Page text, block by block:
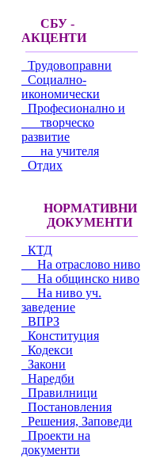
СБУ -
АКЦЕНТИ
Трудовоправни
Социално-
икономически
Професионално и
творческо
развитие
на учителя
Отдих
НОРМАТИВНИ
ДОКУМЕНТИ
КТД
На отраслово ниво
На общинско ниво
На ниво уч.
заведение
ВПРЗ
Конституция
Кодекси
Закони
Наредби
Правилници
Постановления
Решения, Заповеди
Проекти на
документи